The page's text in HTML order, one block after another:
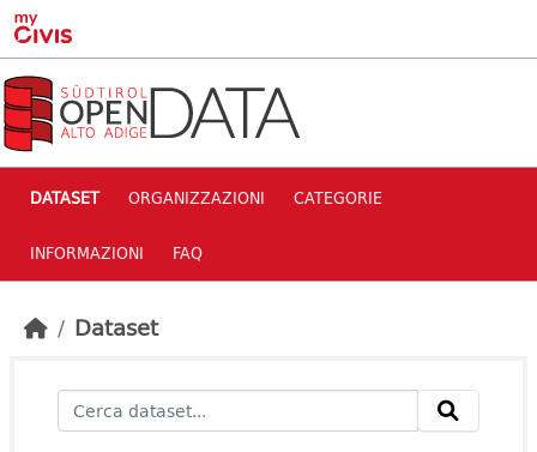
Skip to main content
DATASET ORGANIZZAZIONI CATEGORIE
INFORMAZIONI FAQ
Dataset